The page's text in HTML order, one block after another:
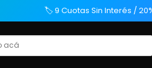
🏷️ 9 Cuotas Sin Interés /